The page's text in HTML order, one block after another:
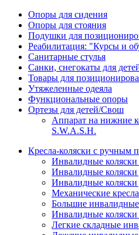
Опоры для сидения
Опоры для стояния
Подушки для
Реабилитация: "Курсы и
Санитарные стулья
Санки, снегокаты для
Товары для
Утяжеленные одеяла
Функциональные опоры
Ортезы для детей/Свош
Аппарат на нижние
S.W.A.S.H.
Кресла-коляски с ручным
Инвалидные коляски
Инвалидные
Инвалидные
Механические
Большие инвалидные
Инвалидные
Легкие складные